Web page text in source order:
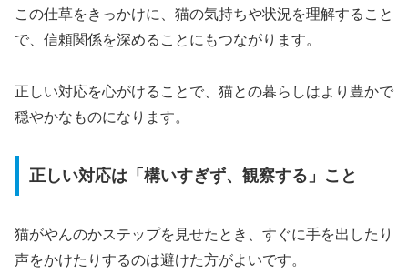
この仕草をきっかけに、猫の気持ちや状況を理解すること
で、信頼関係を深めることにもつながります。
正しい対応を心がけることで、猫との暮らしはより豊かで
穏やかなものになります。
正しい対応は「構いすぎず、観察する」こと
猫がやんのかステップを見せたとき、すぐに手を出したり
声をかけたりするのは避けた方がよいです。